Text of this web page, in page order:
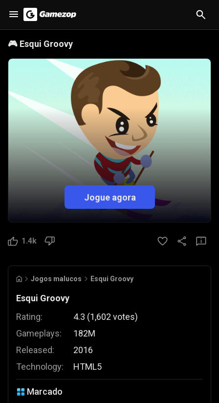
🎮 Esqui Groovy
Jogue agora
1.4k
Jogos malucos Esqui Groovy
Esqui Groovy
Rating:
Gameplays:
Released:
Technology:
4.3 (1,602 votes)
182M
2016
HTML5
Marcado